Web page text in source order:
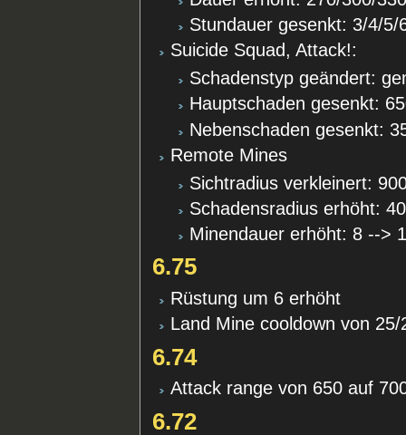
Stundauer gesenkt: 3/4/
Suicide Squad, Attack!:
Schadenstyp geändert:
Hauptschaden gesenkt:
Nebenschaden gesenkt:
Remote Mines
Sichtradius verkleinert:
Schadensradius erhöht:
Minendauer erhöht: 8 -->
6.75
Rüstung um 6 erhöht
Land Mine cooldown von
6.74
Attack range von 650 auf
6.72